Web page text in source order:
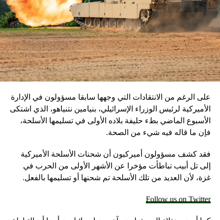
على الرغم من الانتقادات التي وجهها سابقا مسؤولون في الإدارة
الأميركية لرئيس الوزراء الإسرائيلي، بنيامين نتنياهو، الذي اشتكى
الأسبوع الماضي بطء حليفة بلاده الأولى في تسليمها الأسلحة،
فإن ما قاله فيه شيء من الصحة.
فقد كشف مسؤولون أميركيون أن شحنات الأسلحة الأميركية
إلى تل أبيب تباطأت مؤخرا عن الأشهر الأولى من الحرب في
غزة، لأن العديد من تلك الأسلحة تم شحنها أو تسليمها بالفعل.
Follow us on Twitter